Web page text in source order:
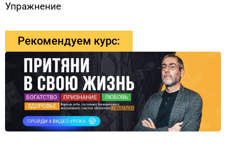
Упражнение
Рекомендуем курс: